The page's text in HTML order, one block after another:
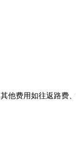
他费用如往返路费